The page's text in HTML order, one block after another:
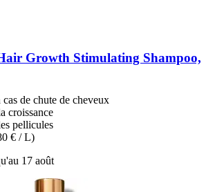
Growth Stimulating Shampoo,
cas de chute de cheveux
croissance
pellicules
€ / L)
17 août